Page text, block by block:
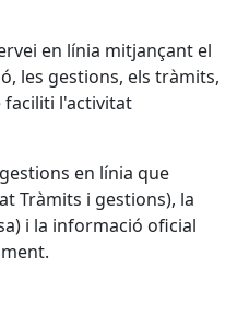
en línia mitjançant el
les gestions, els tràmits,
faciliti l'activitat
en línia que
Tràmits i gestions), la
i la informació oficial